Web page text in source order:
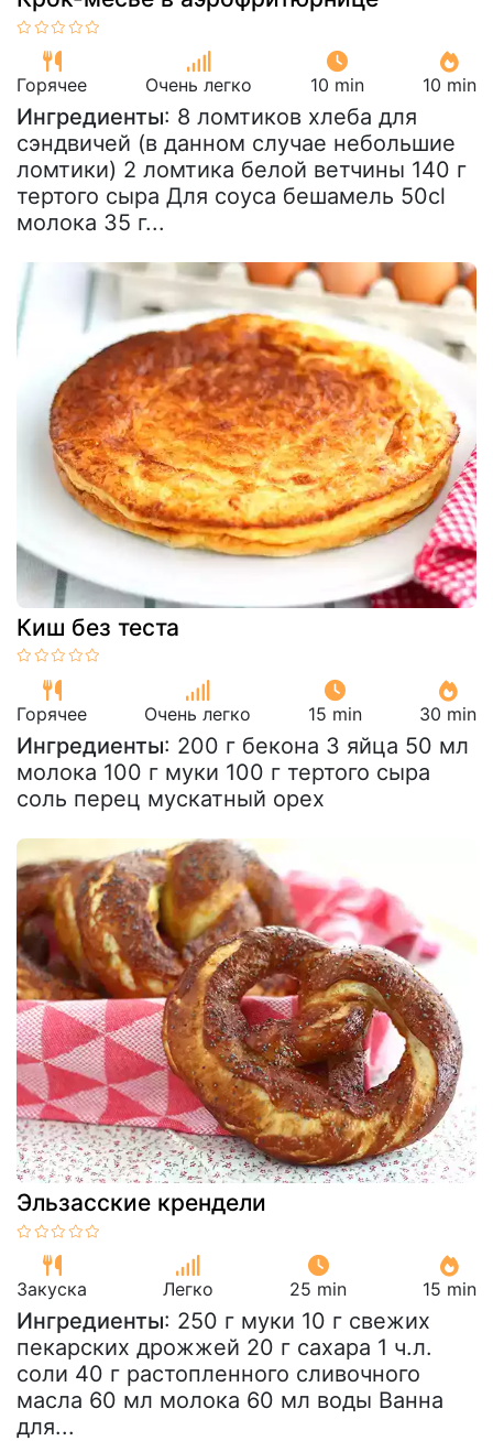
Горячее Очень легко 10 min 10 min
Ингредиенты: 8 ломтиков хлеба для
сэндвичей (в данном случае небольшие
ломтики) 2 ломтика белой ветчины 140 г
тертого сыра Для соуса бешамель 50cl
молока 35 г...
Киш без теста
Горячее Очень легко 15 min 30 min
Ингредиенты: 200 г бекона 3 яйца 50 мл
молока 100 г муки 100 г тертого сыра
соль перец мускатный орех
Эльзасские крендели
Закуска Легко 25 min 15 min
Ингредиенты: 250 г муки 10 г свежих
пекарских дрожжей 20 г сахара 1 ч.л.
соли 40 г растопленного сливочного
масла 60 мл молока 60 мл воды Ванна
для...